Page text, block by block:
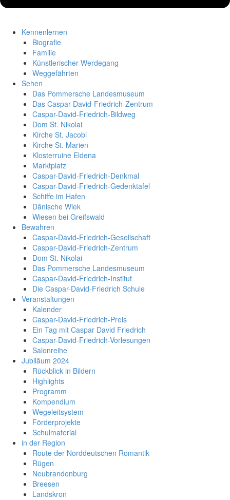
Kennenlernen
Biografie
Familie
Künstlerischer Werdegang
Weggefährten
Sehen
Das Pommersche Landesmuseum
Das Caspar-David-Friedrich-Zentrum
Caspar-David-Friedrich-Bildweg
Dom St. Nikolai
Kirche St. Jacobi
Kirche St. Marien
Klosterruine Eldena
Marktplatz
Caspar-David-Friedrich-Denkmal
Caspar-David-Friedrich-Gedenktafel
Schiffe im Hafen
Dänische Wiek
Wiesen bei Greifswald
Bewahren
Caspar-David-Friedrich-Gesellschaft
Caspar-David-Friedrich-Zentrum
Dom St. Nikolai
Das Pommersche Landesmuseum
Caspar-David-Friedrich-Institut
Die Caspar-David-Friedrich Schule
Veranstaltungen
Kalender
Caspar-David-Friedrich-Preis
Ein Tag mit Caspar David Friedrich
Caspar-David-Friedrich-Vorlesungen
Salonreihe
Jubiläum 2024
Rückblick in Bildern
Highlights
Programm
Kompendium
Wegeleitsystem
Förderprojekte
Schulmaterial
in der Region
Route der Norddeutschen Romantik
Rügen
Neubrandenburg
Breesen
Landskron